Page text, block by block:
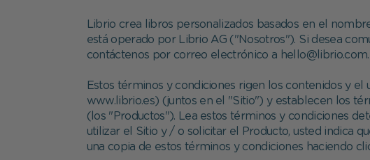
Los más vendidos
Libros de 'busca y encuentra'
Cuentos para dormir
De 3 a 6 años
Para hermanos
Día del Padre
Navidad
Reyes
Trabaja con nosotros
Prensa
Librio crea libros personalizados basados en el
está operado por Librio AG ("Nosotros"). Si desea
contáctenos por correo electrónico a hello@librio.com.
Estos términos y condiciones rigen los contenidos y
www.librio.es) (juntos en el "Sitio") y establecen los
(los "Productos"). Lea estos términos y condiciones
utilizar el Sitio y / o solicitar el Producto, usted indica
una copia de estos términos y condiciones haciendo